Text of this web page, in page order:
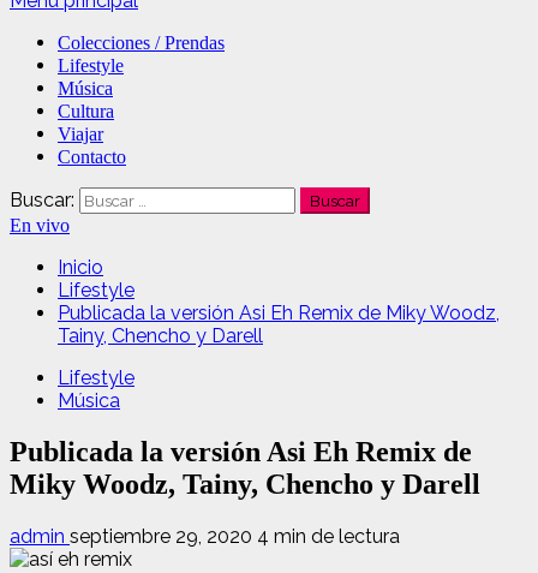
Colecciones / Prendas
Lifestyle
Música
Cultura
Viajar
Contacto
Buscar:
En vivo
Inicio
Lifestyle
Publicada la versión Asi Eh Remix de Miky Woodz,
Tainy, Chencho y Darell
Lifestyle
Música
Publicada la versión Asi Eh Remix de
Miky Woodz, Tainy, Chencho y Darell
admin septiembre 29, 2020 4 min de lectura